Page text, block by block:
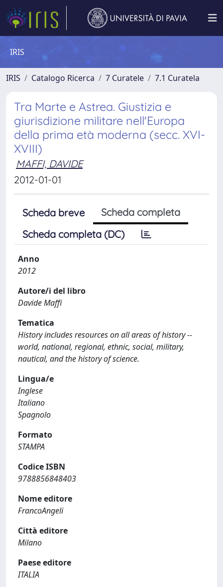
IRIS
IRIS Catalogo Ricerca 7 Curatele 7.1 Curatela
Tra Marte e Astrea. Giustizia e
giurisdizione militare nell'Europa
della prima età moderna (secc. XVI-
XVIII)
MAFFI, DAVIDE
2012-01-01
Scheda breve
Scheda completa
Scheda completa (DC)
Anno
2012
Autore/i del libro
Davide Maffi
Tematica
History includes resources on all areas of history --
world, national, regional, ethnic, social, military,
nautical, and the history of science.
Lingua/e
Inglese
Italiano
Spagnolo
Formato
STAMPA
Codice ISBN
9788856848403
Nome editore
FrancoAngeli
Città editore
Milano
Paese editore
ITALIA